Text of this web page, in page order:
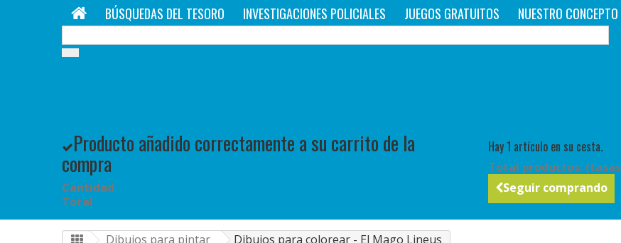
BÚSQUEDAS DEL TESORO INVESTIGACIONES POLICIALES JUEGOS GRATUITOS NUESTRO CONCEPTO
Producto añadido correctamente a su carrito de la
compra
Cantidad
Total
Hay 1 artículo en su cesta.
Total productos:
Seguir comprando
Dibujos para pintar Dibujos para colorear - El Mago Lineus